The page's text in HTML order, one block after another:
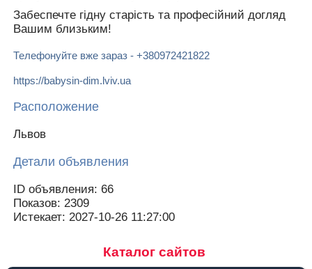
Забеспечте гідну старість та професійний догляд
Вашим близьким!
Телефонуйте вже зараз - +380972421822
https://babysin-dim.lviv.ua
Расположение
Львов
Детали объявления
ID объявления: 66
Показов: 2309
Истекает: 2027-10-26 11:27:00
Каталог сайтов